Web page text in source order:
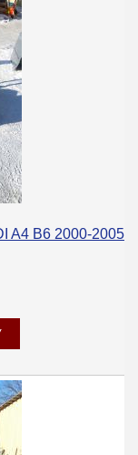
A4 B6 2000-2005